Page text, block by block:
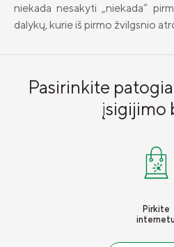
„Atvira komunikacija“ G.
niekada nesakyti „niekada“
dalykų, kurie iš pirmo žvilgsnio
Pasirinkite
įsigijimo
Pirkite
internetu